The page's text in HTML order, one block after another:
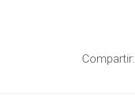
Compartir: